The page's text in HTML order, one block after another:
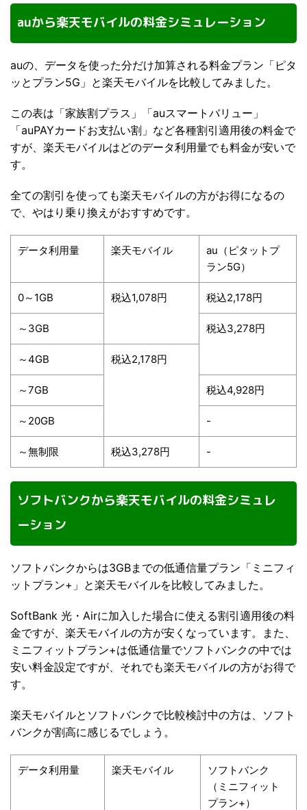
auから楽天モバイルの料金シミュレーション
auの、データを使った分だけ加算される料金プラン「ピタ
ッとプラン5G」と楽天モバイルを比較してみました。
この表は「家族割プラス」「auスマートバリュー」
「auPAYカードお支払い割」など各種割引適用後の料金で
すが、楽天モバイルはどのデータ利用量でも料金が安いで
す。
全ての割引を使っても楽天モバイルの方がお得になるの
で、やはり乗り換えがおすすめです。
データ利用量 楽天モバイル
au（ピタットプ
ラン5G）
0～1GB 税込1,078円 税込2,178円
～3GB 税込3,278円
～4GB 税込2,178円
～7GB 税込4,928円
～20GB -
～無制限 税込3,278円 -
ソフトバンクから楽天モバイルの料金シミュレ
ーション
ソフトバンクからは3GBまでの低通信量プラン「ミニフィ
ットプラン+」と楽天モバイルを比較してみました。
SoftBank 光・Airに加入した場合に使える割引適用後の料
金ですが、楽天モバイルの方が安くなっています。また、
ミニフィットプラン+は低通信量でソフトバンクの中では
安い料金設定ですが、それでも楽天モバイルの方がお得で
す。
楽天モバイルとソフトバンクで比較検討中の方は、ソフト
バンクが割高に感じるでしょう。
データ利用量 楽天モバイル
ソフトバンク
（ミニフィット
プラン+）